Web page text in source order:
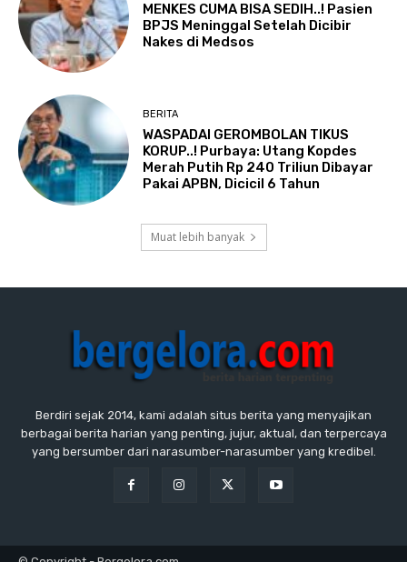
MENKES CUMA BISA SEDIH..! Pasien
BPJS Meninggal Setelah Dicibir
Nakes di Medsos
BERITA
WASPADAI GEROMBOLAN TIKUS
KORUP..! Purbaya: Utang Kopdes
Merah Putih Rp 240 Triliun Dibayar
Pakai APBN, Dicicil 6 Tahun
Muat lebih banyak
Berdiri sejak 2014, kami adalah situs berita yang menyajikan
berbagai berita harian yang penting, jujur, aktual, dan terpercaya
yang bersumber dari narasumber-narasumber yang kredibel.